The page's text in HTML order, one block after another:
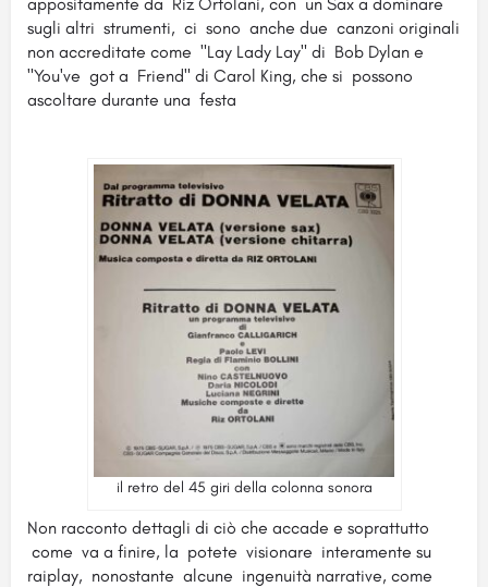
sugli altri strumenti, ci sono anche due canzoni originali
non accreditate come "Lay Lady Lay" di Bob Dylan e
"You've got a Friend" di Carol King, che si possono
ascoltare durante una festa
il retro del 45 giri della colonna sonora
Non racconto dettagli di ciò che accade e soprattutto
come va a finire, la potete visionare interamente su
raiplay, nonostante alcune ingenuità narrative, come